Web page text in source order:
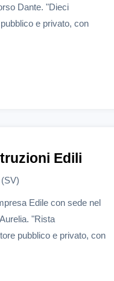
Dante. "Dieci
e privato, con
Edili
Edile con sede nel
"Rista
pubblico e privato, con